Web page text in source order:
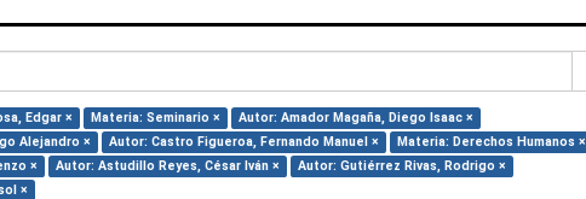
Edgar × Materia: Seminario ×
Autor: Amador Magaña, Diego Isaac ×
Alejandro × Autor: Castro Figueroa, Fernando Manuel ×
Materia: Derechos Humanos ×
× Autor: Astudillo Reyes, César Iván ×
Autor: Gutiérrez Rivas, Rodrigo ×
×